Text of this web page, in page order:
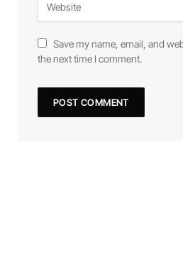
Save my name, email, and
the next time I comment.